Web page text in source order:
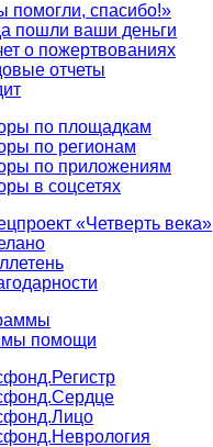
помогли, спасибо!»
пошли ваши деньги
о пожертвованиях
отчеты
по площадкам
по регионам
по приложениям
в соцсетях
«Четверть века»
помощи
Регистр
Сердце
Лицо
Неврология